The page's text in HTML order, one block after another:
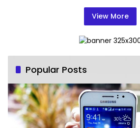
View More
Popular Posts